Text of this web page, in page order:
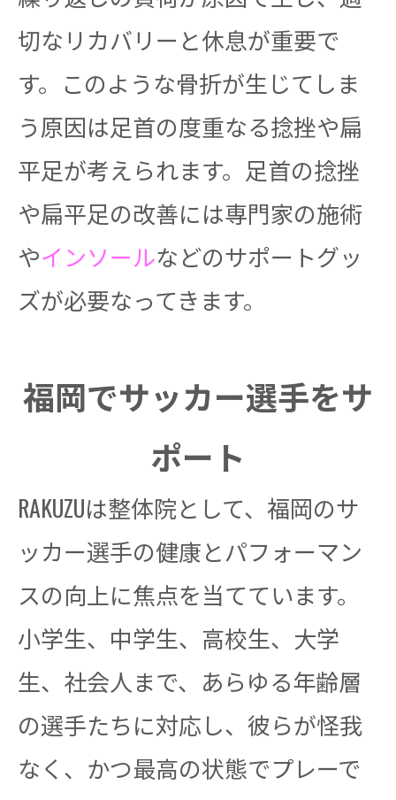
切なリカバリーと休息が重要で
す。このような骨折が生じてしま
う原因は足首の度重なる捻挫や扁
平足が考えられます。足首の捻挫
や扁平足の改善には専門家の施術
やインソールなどのサポートグッ
ズが必要なってきます。
福岡でサッカー選手をサ
ポート
RAKUZUは整体院として、福岡のサ
ッカー選手の健康とパフォーマン
スの向上に焦点を当てています。
小学生、中学生、高校生、大学
生、社会人まで、あらゆる年齢層
の選手たちに対応し、彼らが怪我
なく、かつ最高の状態でプレーで